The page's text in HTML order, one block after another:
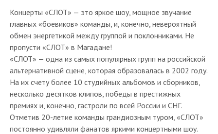
Концерты «СЛОТ» — это яркое шоу, мощное звучание
главных «боевиков» команды, и, конечно, невероятный
обмен энергетикой между группой и поклонниками. Не
пропусти «СЛОТ» в Магадане!
«СЛОТ» — одна из самых популярных групп на российской
альтернативной сцене, которая образовалась в 2002 году.
На их счету более 10 студийных альбомов и сборников,
несколько десятков клипов, победы в престижных
премиях и, конечно, гастроли по всей России и СНГ.
Отметив 20-летие команды грандиозным туром, «СЛОТ»
постоянно удивляли фанатов яркими концертными шоу.